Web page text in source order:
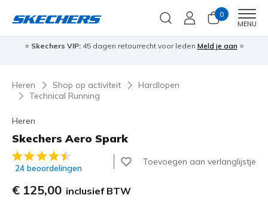
0
MENU
⭐ Skechers VIP:45 dagen retourrecht voor leden Meld je aan ⭐
Heren Shop op activiteit
Hardlopen
Technical Running
Heren
Skechers Aero Spark
3,7 van de 5 klantbeoordelingen
24 beoordelingen
Toevoegen aan verlanglijstje
€ 125,00 inclusief BTW